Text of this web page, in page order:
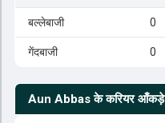
बल्लेबाजी 0
गेंदबाजी 0
Aun Abbas के करियर आँकड़े